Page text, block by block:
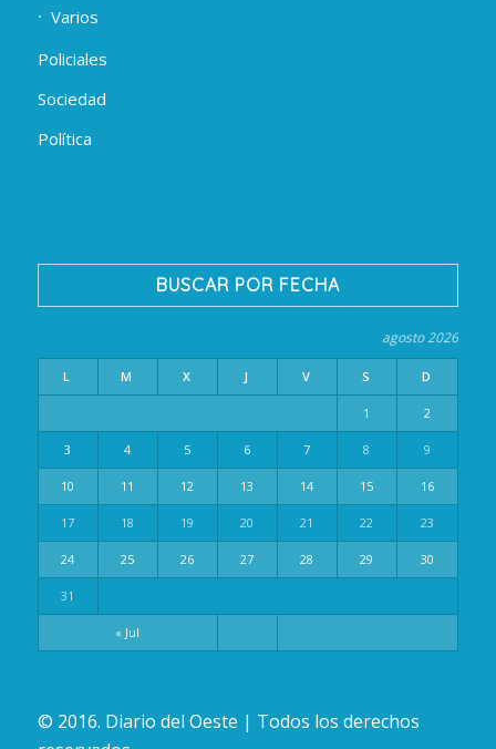
Varios
Policiales
Sociedad
Política
BUSCAR POR FECHA
agosto 2026
L M X J V S D
« Jul
1 2
3 4 5 6 7 8 9
10 11 12 13 14 15 16
17 18 19 20 21 22 23
24 25 26 27 28 29 30
31
© 2016. Diario del Oeste | Todos los derechos